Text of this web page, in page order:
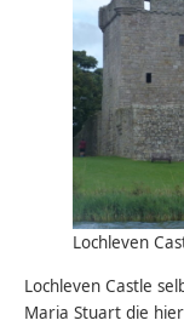
Lochleven
Lochleven Castle
Maria Stuart die